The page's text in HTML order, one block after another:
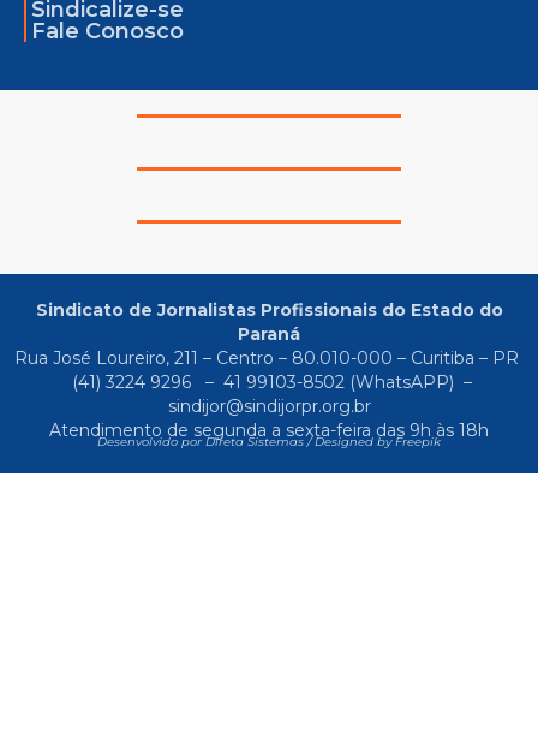
Sindicalize-se
Fale Conosco
Sindicato de Jornalistas Profissionais do Estado do
Paraná
Rua José Loureiro, 211 – Centro – 80.010-000 – Curitiba – PR
(41) 3224 9296
– 41 99103-8502(WhatsAPP) –
sindijor@sindijorpr.org.br
Atendimento de segunda a sexta-feira das 9h às 18h
Desenvolvido por Direta Sistemas /Designed by Freepik